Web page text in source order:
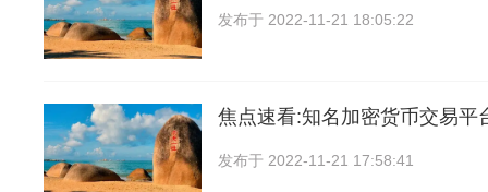
发布于 2022-11-21 18:05:22
焦点速看:知名加密货币交易平
发布于 2022-11-21 17:58:41